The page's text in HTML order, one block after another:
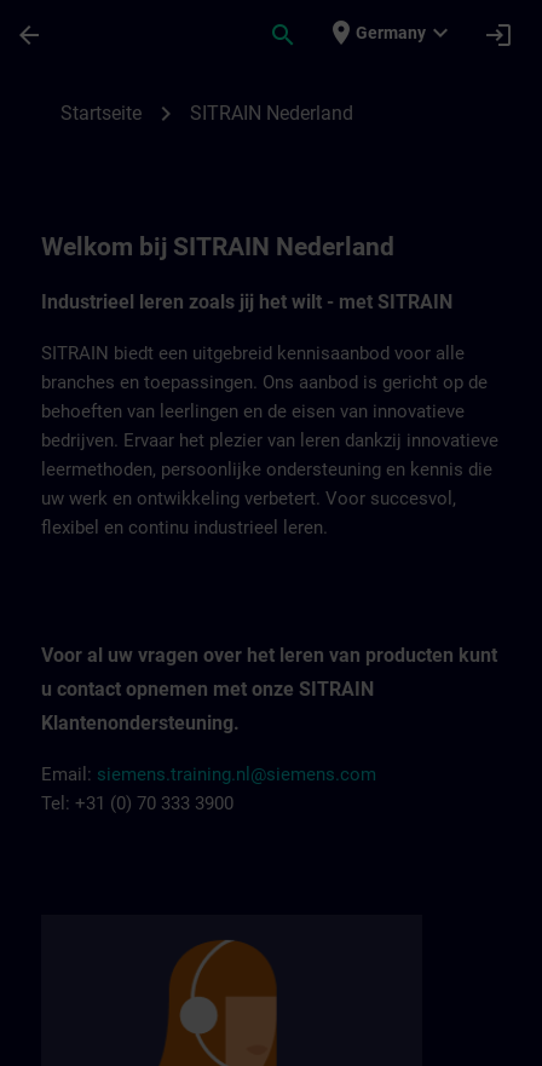
arrow_back search place Germany expand_more login
Startseite chevron_right SITRAIN Nederland
Welkom bij SITRAIN Nederland
Industrieel leren zoals jij het wilt - met SITRAIN
SITRAIN biedt een uitgebreid kennisaanbod voor alle
branches en toepassingen. Ons aanbod is gericht op de
behoeften van leerlingen en de eisen van innovatieve
bedrijven. Ervaar het plezier van leren dankzij innovatieve
leermethoden, persoonlijke ondersteuning en kennis die
uw werk en ontwikkeling verbetert. Voor succesvol,
flexibel en continu industrieel leren.
Voor al uw vragen over het leren van producten kunt
u contact opnemen met onze SITRAIN
Klantenondersteuning.
Email: siemens.training.nl@siemens.com
Tel: +31 (0) 70 333 3900